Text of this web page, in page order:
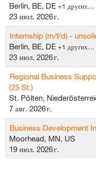
Berlin, BE, DE +1 других…
23 июл. 2026 г.
Internship (m/f/d) -
Berlin, BE, DE +1 других…
23 июл. 2026 г.
Regional Business
(25 St.)
St. Pölten,
7 авг. 2026 г.
Business Development
Moorhead, MN, US
19 июл. 2026 г.